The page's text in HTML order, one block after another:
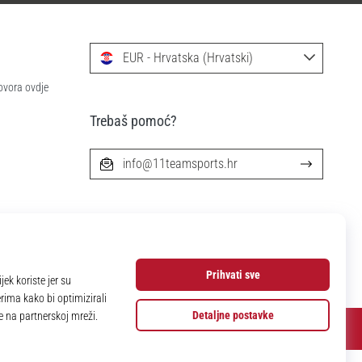
ovdje
EUR - Hrvatska (Hrvatski)
Trebaš pomoć?
info@11teamsports.hr